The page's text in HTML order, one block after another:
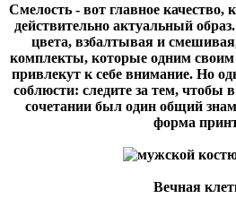
Смелость - вот главное качество,
действительно актуальный
цвета, взбалтывая и
комплекты, которые одним
привлекут к себе внимание. Но
соблюсти: следите за тем,
сочетании был один общий
форма
Вечная